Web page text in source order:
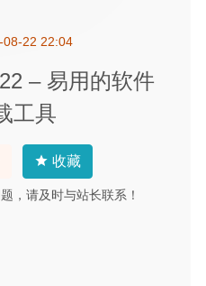
08-22 22:04
– 易用的软件
工具
收藏
，请及时与站长联系！
3.10.0.1793 – 图像磨
– 鼠标触控板手势增强神器
中文版-强大且便捷的
文版-多功能能且超快的Mac